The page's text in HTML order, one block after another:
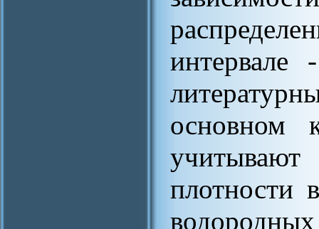
интервале
основном
учитывают
плотности